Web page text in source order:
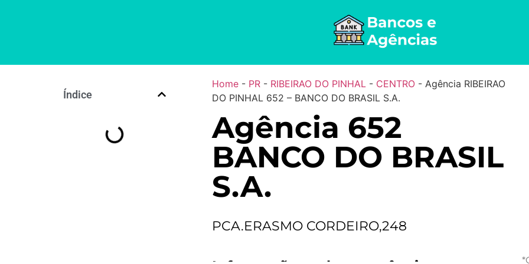
Índice
Home- PR- RIBEIRAO DO PINHAL - CENTRO- Agência RIBEIRAO
DO PINHAL 652 – BANCO DO BRASIL S.A.
Agência 652
BANCO DO BRASIL
S.A.
PCA.ERASMO CORDEIRO,248